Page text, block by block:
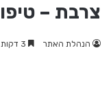
צרבת –
הנהלת האתר